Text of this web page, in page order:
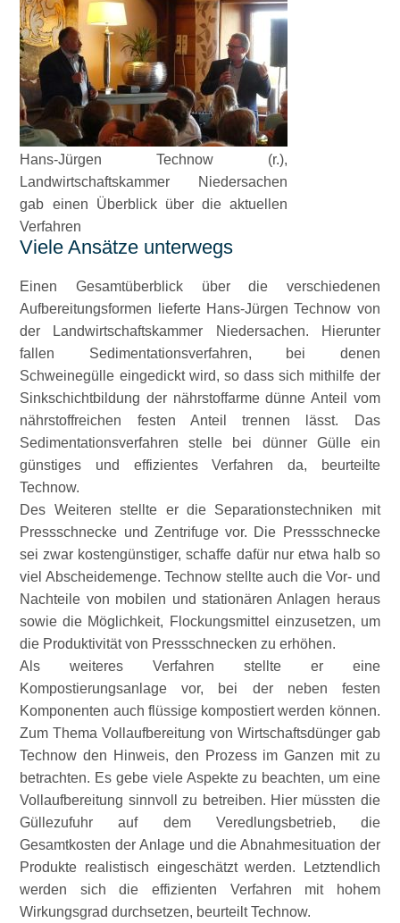
Hans-Jürgen Technow (r.),
Landwirtschaftskammer Niedersachen
gab einen Überblick über die aktuellen
Verfahren
Viele Ansätze unterwegs
Einen Gesamtüberblick über die verschiedenen
Aufbereitungsformen lieferte Hans-Jürgen Technow von
der Landwirtschaftskammer Niedersachen. Hierunter
fallen Sedimentationsverfahren, bei denen
Schweinegülle eingedickt wird, so dass sich mithilfe der
Sinkschichtbildung der nährstoffarme dünne Anteil vom
nährstoffreichen festen Anteil trennen lässt. Das
Sedimentationsverfahren stelle bei dünner Gülle ein
günstiges und effizientes Verfahren da, beurteilte
Technow.
Des Weiteren stellte er die Separationstechniken mit
Pressschnecke und Zentrifuge vor. Die Pressschnecke
sei zwar kostengünstiger, schaffe dafür nur etwa halb so
viel Abscheidemenge. Technow stellte auch die Vor- und
Nachteile von mobilen und stationären Anlagen heraus
sowie die Möglichkeit, Flockungsmittel einzusetzen, um
die Produktivität von Pressschnecken zu erhöhen.
Als weiteres Verfahren stellte er eine
Kompostierungsanlage vor, bei der neben festen
Komponenten auch flüssige kompostiert werden können.
Zum Thema Vollaufbereitung von Wirtschaftsdünger gab
Technow den Hinweis, den Prozess im Ganzen mit zu
betrachten. Es gebe viele Aspekte zu beachten, um eine
Vollaufbereitung sinnvoll zu betreiben. Hier müssten die
Güllezufuhr auf dem Veredlungsbetrieb, die
Gesamtkosten der Anlage und die Abnahmesituation der
Produkte realistisch eingeschätzt werden. Letztendlich
werden sich die effizienten Verfahren mit hohem
Wirkungsgrad durchsetzen, beurteilt Technow.